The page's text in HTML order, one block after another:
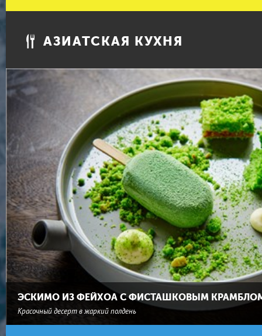
АЗИАТСКАЯ КУХНЯ
ЭСКИМО ИЗ ФЕЙХОА С ФИСТАШКОВЫМ
Красочный десерт в жаркий полдень